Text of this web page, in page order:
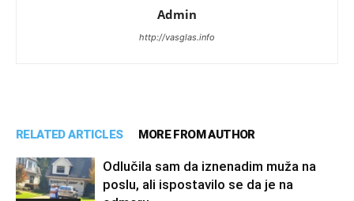
Admin
http://vasglas.info
RELATED ARTICLES MORE FROM AUTHOR
Odlučila sam da iznenadim muža na
poslu, ali ispostavilo se da je na